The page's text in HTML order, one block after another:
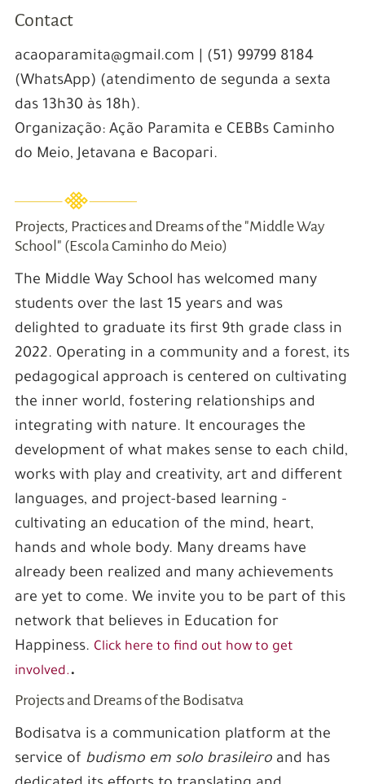
Contact
acaoparamita@gmail.com | (51) 99799 8184
(WhatsApp) (atendimento de segunda a sexta
das 13h30 às 18h).
Organização: Ação Paramita e CEBBs Caminho
do Meio, Jetavana e Bacopari.
Projects, Practices and Dreams of the "Middle Way
School" (Escola Caminho do Meio)
The Middle Way School has welcomed many
students over the last 15 years and was
delighted to graduate its first 9th grade class in
2022. Operating in a community and a forest, its
pedagogical approach is centered on cultivating
the inner world, fostering relationships and
integrating with nature. It encourages the
development of what makes sense to each child,
works with play and creativity, art and different
languages, and project-based learning -
cultivating an education of the mind, heart,
hands and whole body. Many dreams have
already been realized and many achievements
are yet to come. We invite you to be part of this
network that believes in Education for
Happiness. Click here to find out how to get
involved..
Projects and Dreams of the Bodisatva
Bodisatva is a communication platform at the
service of budismo em solo brasileiroand has